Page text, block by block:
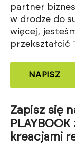
partner
w drodze do
więcej,
przekształcić
NAPISZ
Zapisz się
kreacjami